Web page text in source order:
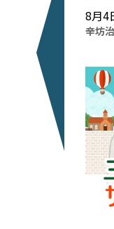
サタデー
8月4
辛坊